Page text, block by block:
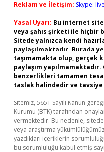
Reklam ve İletişim: Skype:
Yasal Uyarı: Bu internet
veya şahıs şirketi ile hiçbir
Sitede yalnızca kendi
paylaşılmaktadır. Burada
taşımamakta olup, gerçek
paylaşım
benzerlikleri tamamen
taslak halindedir ve
Sitemiz, 5651 Sayılı Kanun
Kurumu (BTK) tarafından
vermektedir. Bu nedenle,
veya araştırma
yazdıkları içeriklerin
bu sorumluluğu kabul etmiş